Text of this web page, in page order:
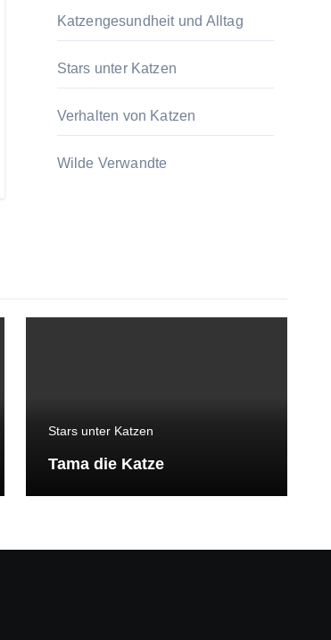
Katzengesundheit und Alltag
Stars unter Katzen
Verhalten von Katzen
Wilde Verwandte
Stars unter Katzen
Tama die Katze